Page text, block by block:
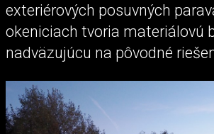
exteriérových posuvných
okeniciach tvoria materiálovú
nadväzujúcu na pôvodné